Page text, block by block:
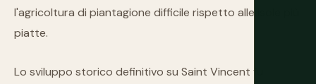
l'agricoltura di piantagione difficile rispetto alle isole più
piatte.
Lo sviluppo storico definitivo su Saint Vincent fu